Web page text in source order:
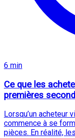
6 min
Ce que les
premières
Lorsqu’un acheteur
commence à se
pièces. En réalité,